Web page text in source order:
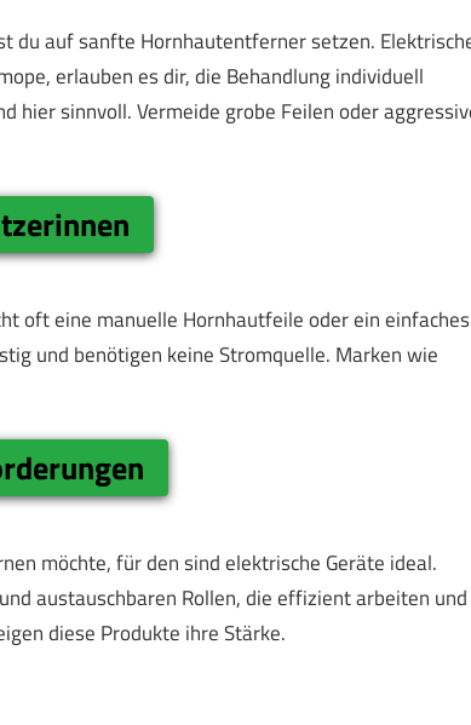
du auf sanfte Hornhautentferner setzen.
erlauben es dir, die Behandlung individuell
hier sinnvoll. Vermeide grobe Feilen oder
oft eine manuelle Hornhautfeile oder ein einfaches
und benötigen keine Stromquelle. Marken wie
möchte, für den sind elektrische Geräte ideal.
austauschbaren Rollen, die effizient arbeiten und
diese Produkte ihre Stärke.